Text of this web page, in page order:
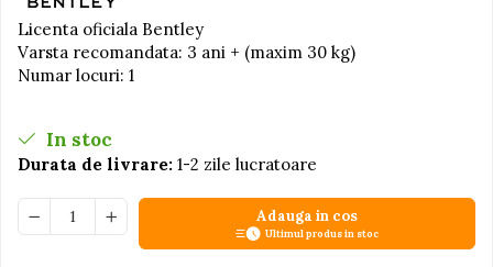
Fotolii gonflabile
Jocuri de indemanare
Jocuri sportive
Motociclete
Pistoale
Licenta oficiala Bentley
Varsta recomandata: 3 ani + (maxim 30 kg)
Numar locuri: 1
In stoc
Durata de livrare: 1-2 zile lucratoare
Adauga in cos
Ultimul produs in stoc